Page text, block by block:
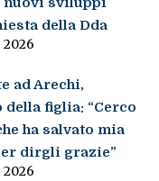
della Dda
ad Arechi,
della figlia: “Cerco
ha salvato mia
dirgli grazie”